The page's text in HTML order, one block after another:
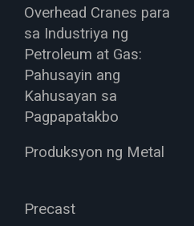
Overhead Cranes para
sa Industriya ng
Petroleum at Gas:
Pahusayin ang
Kahusayan sa
Pagpapatakbo
Produksyon ng Metal
Precast